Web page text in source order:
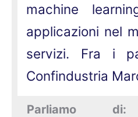
machine
applicazioni nel
servizi. Fra i
Confindustria
Parliamo